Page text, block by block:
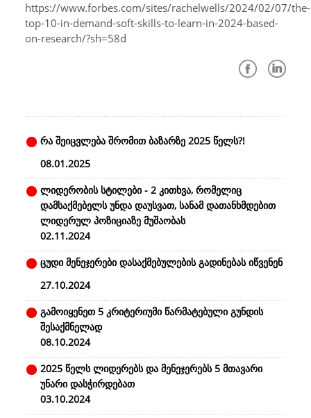
https://www.forbes.com/sites/rachelwells/2024/02/07/the-
top-10-in-demand-soft-skills-to-learn-in-2024-based-
on-research/?sh=58d
რა შეიცვლება შრომით ბაზარზე 2025 წელს?!
08.01.2025
ლიდერობის სტილები - 2 კითხვა, რომელიც
დამსაქმებელს უნდა დაუსვათ, სანამ დათანხმდებით
ლიდერულ პოზიციაზე მუშაობას
02.11.2024
ცუდი მენეჯერები დასაქმებულების გადინებას იწვენენ
27.10.2024
გამოიყენეთ 5 კრიტერიუმი წარმატებული გუნდის
შესაქმნელად
08.10.2024
2025 წელს ლიდერებს და მენეჯერებს 5 მთავარი
უნარი დასჭირდებათ
03.10.2024